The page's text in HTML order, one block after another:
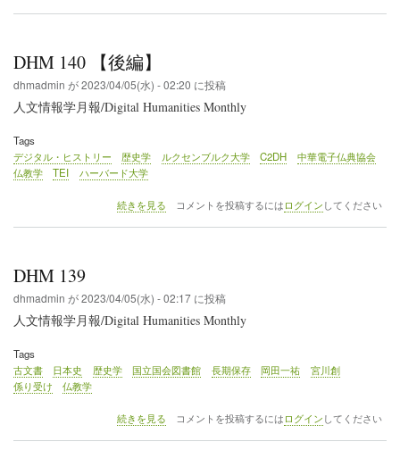
DHM 140 【後編】
dhmadmin が2023/04/05(水) - 02:20 に投稿
人文情報学月報/Digital Humanities Monthly
Tags
デジタル・ヒストリー
歴史学 ルクセンブルク大学 C2DH
中華電子仏典協会
仏教学
TEI ハーバード大学
DHM
続きを見る コメントを投稿するには ログイン してください
DHM 139
dhmadmin が2023/04/05(水) - 02:17 に投稿
人文情報学月報/Digital Humanities Monthly
Tags
古文書
日本史 歴史学 国立国会図書館 長期保存 岡田一祐
宮川創
係り受け
仏教学
DHM
続きを見る コメントを投稿するには ログイン してください